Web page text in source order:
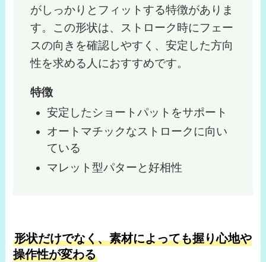
がしっかりとフィットする特徴がありま
す。この形状は、ストローク時にフェー
スの向きを確認しやすく、安定した方向
性を求める人におすすめです。
特徴
安定したショートパットをサポート
オートマチックなストロークに向い
ている
マレット型パターと好相性
形状だけでなく、素材によっても握り心地や
操作性が変わる